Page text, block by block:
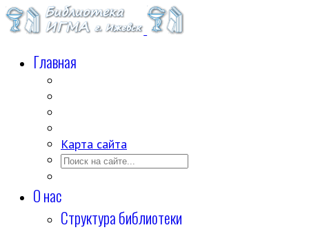
Главная
Карта сайта
О нас
Структура библиотеки